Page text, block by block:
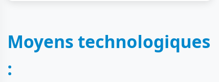
Moyens technologiques
: